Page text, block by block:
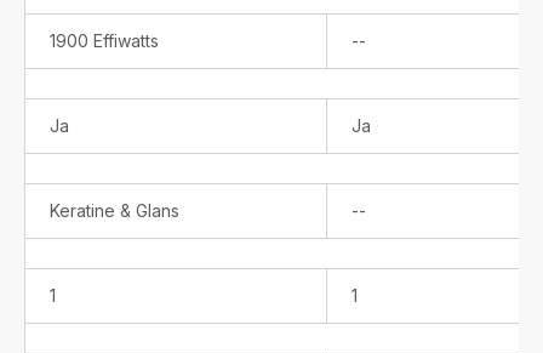
1900 Effiwatts --
beschikbaar
Ja Ja
Keratine & Glans --
beschikbaar
1 1